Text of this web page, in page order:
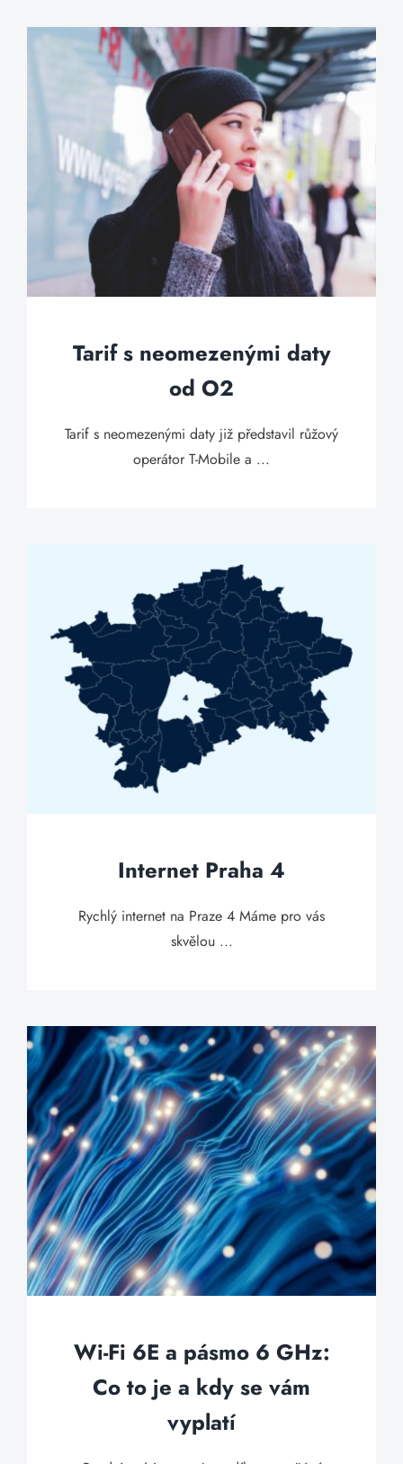
Tarif s neomezenými daty
od O2
Tarif s neomezenými daty již představil růžový
operátor T-Mobile a ...
Internet Praha 4
Rychlý internet na Praze 4 Máme pro vás
skvělou ...
Wi-Fi 6E a pásmo 6 GHz:
Co to je a kdy se vám
vyplatí